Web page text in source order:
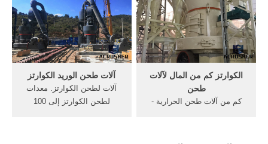
مصنعين آلة طحن في المملكة
المتحدة, تستخدم معدات طحن
الخبز للبيع تستخدم اسطوانة
آلات رئيس طحن للبيع سا آلة
اقرأ أكثر
وسائل الاتصال الفورية.
آلات طحن الوريد الكوارتز
آلات لطحن الكوارتز. معدات
لطحن الكوارتز إلى 100
الكوارتز كم من المال لآلات
طحن
كم من آلات طحن الحرارية -